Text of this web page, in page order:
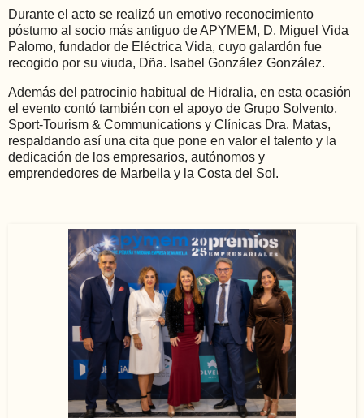
Durante el acto se realizó un emotivo reconocimiento
póstumo al socio más antiguo de APYMEM, D. Miguel Vida
Palomo, fundador de Eléctrica Vida, cuyo galardón fue
recogido por su viuda, Dña. Isabel González González.
Además del patrocinio habitual de Hidralia, en esta ocasión
el evento contó también con el apoyo de Grupo Solvento,
Sport-Tourism & Communications y Clínicas Dra. Matas,
respaldando así una cita que pone en valor el talento y la
dedicación de los empresarios, autónomos y
emprendedores de Marbella y la Costa del Sol.